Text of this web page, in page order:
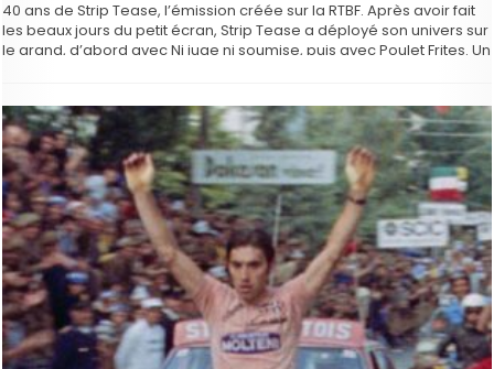
40 ans de Strip Tease, l’émission créée sur la RTBF. Après avoir fait
les beaux jours du petit écran, Strip Tease a déployé son univers sur
le grand, d’abord avec Ni juge ni soumise, puis avec Poulet Frites. Un